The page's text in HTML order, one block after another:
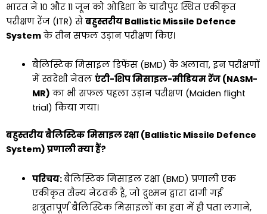
भारत ने 10 और 11 जून को ओडिशा के चांदीपुर स्थित एकीकृत
परीक्षण रेंज (ITR) से बहुस्तरीय Ballistic Missile Defence
System के तीन सफल उड़ान परीक्षण किए।
बैलिस्टिक मिसाइल डिफेंस (BMD) के अलावा, इन परीक्षणों
में स्वदेशी नेवल एंटी-शिप मिसाइल-मीडियम रेंज (NASM-
MR) का भी सफल पहला उड़ान परीक्षण (Maiden flight
trial) किया गया।
बहुस्तरीय बैलिस्टिक मिसाइल रक्षा (Ballistic Missile Defence
System) प्रणाली क्या हैं?
परिचय:बैलिस्टिक मिसाइल रक्षा (BMD) प्रणाली एक
एकीकृत सैन्य नेटवर्क है, जो दुश्मन द्वारा दागी गई
शत्रुतापूर्ण बैलिस्टिक मिसाइलों का हवा में ही पता लगाने,